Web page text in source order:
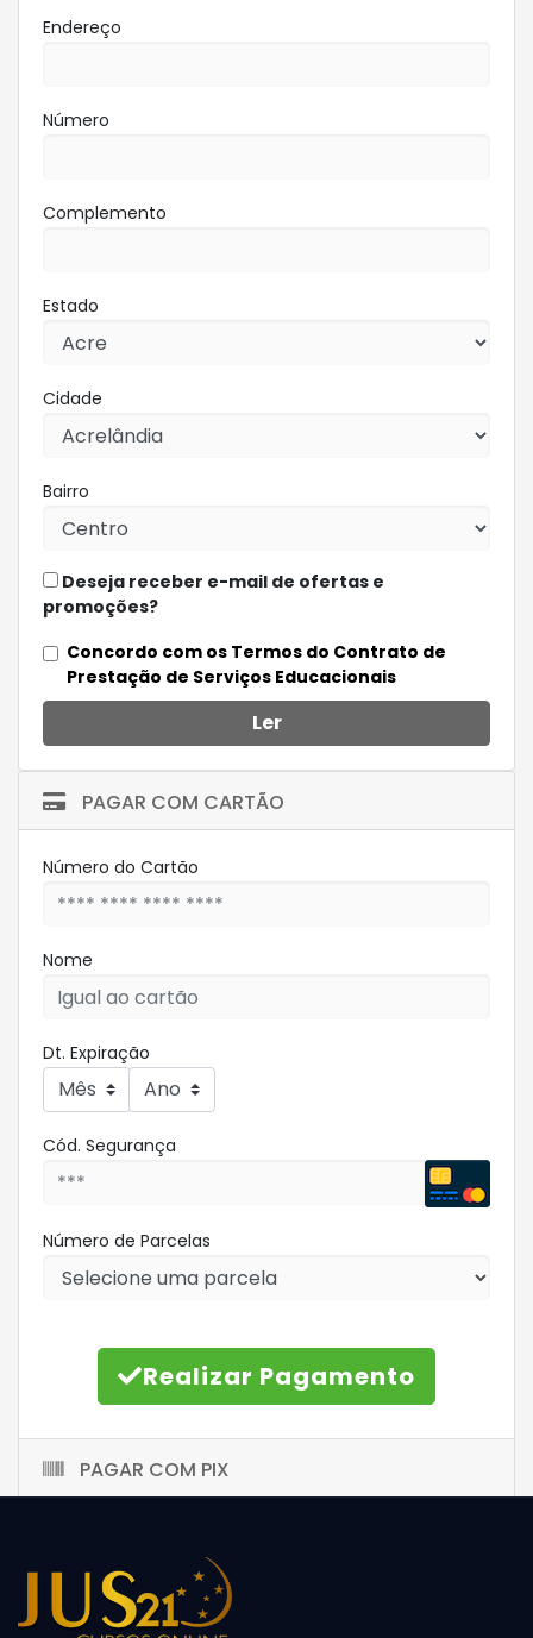
Endereço
Número
Complemento
Estado
Cidade
Bairro
Deseja receber e-mail de ofertas e
promoções?
Concordo com os Termos do Contrato de
Prestação de Serviços Educacionais
Ler
PAGAR COM CARTÃO
Número do Cartão
Nome
Dt. Expiração
Cód. Segurança
Número de Parcelas
Realizar Pagamento
PAGAR COM PIX